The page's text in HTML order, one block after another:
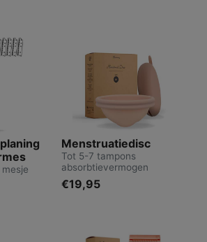
Menstruatiedisc
Tot 5-7 tampons
absorbtievermogen
€19,95